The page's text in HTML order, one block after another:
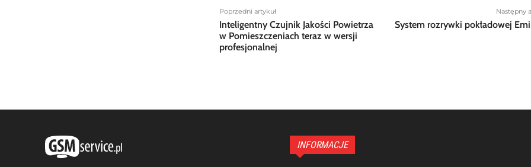
Poprzedni artykuł
Inteligentny Czujnik Jakości Powietrza
w Pomieszczeniach teraz w wersji
profesjonalnej
Następny
System rozrywki pokładowej
INFORMACJE